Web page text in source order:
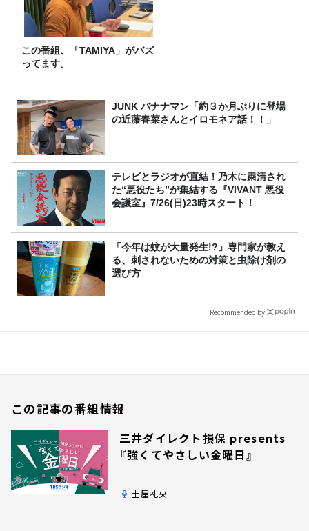
この番組、「TAMIYA」がバズ
ってます。
JUNK バナナマン「約３か月ぶりに登場
の近藤春菜さんとイロモネア話！！」
テレビとラジオが直結！乃木に粛清され
た“悪役たち”が集結する『VIVANT 悪役
会議室』7/26(日)23時スタート！
「今年は蚊が大量発生!?」専門家が教え
る、刺されないための対策と虫除け剤の
選び方
Recommended by
この記事の番組情報
三井ダイレクト損保 presents
『強くてやさしい金曜日』
土屋礼央